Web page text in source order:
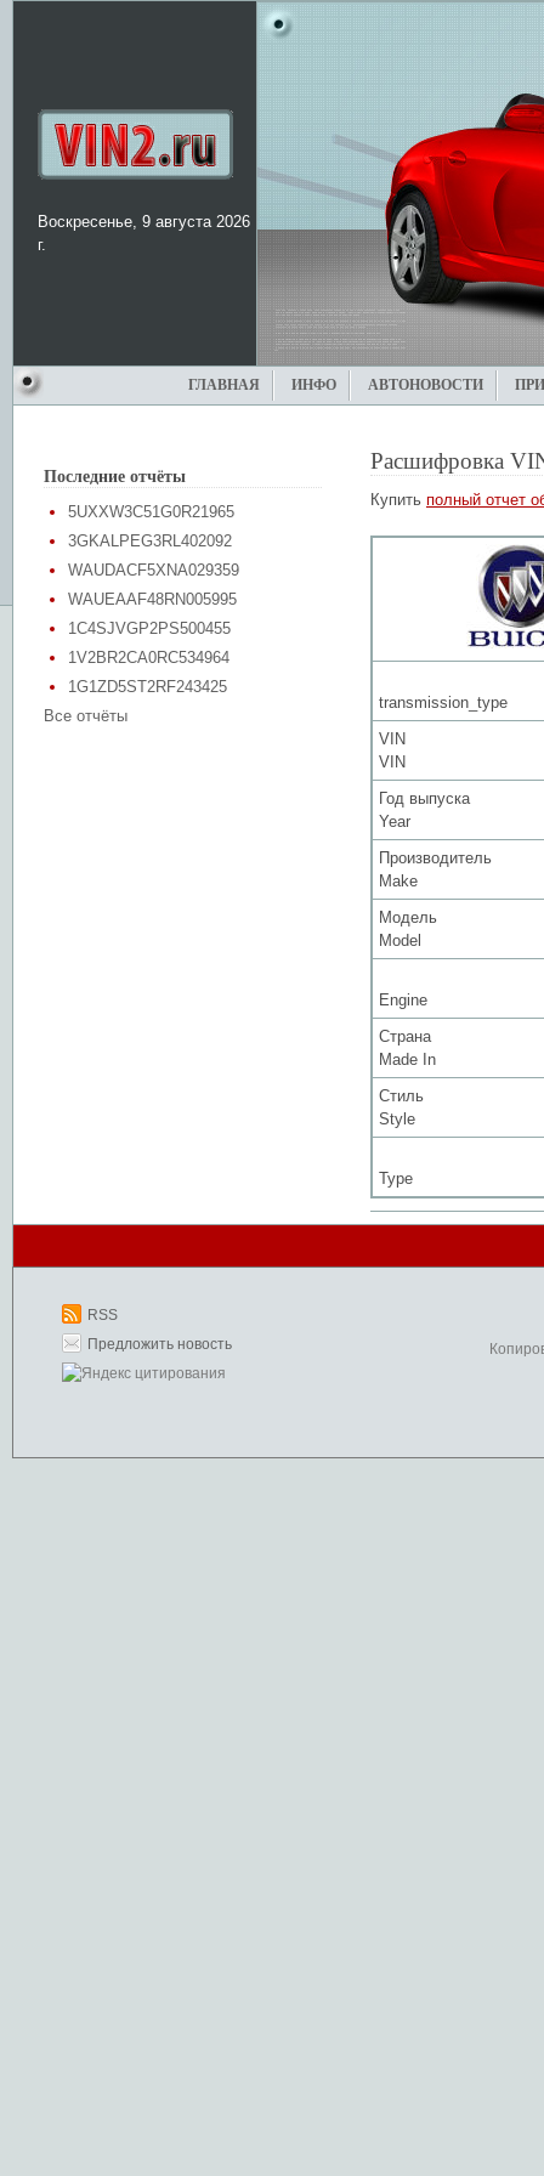
Воскресенье, 9 августа 2026
г.
ГЛАВНАЯ ИНФО АВТОНОВОСТИ
Последние отчёты
5UXXW3C51G0R21965
3GKALPEG3RL402092
WAUDACF5XNA029359
WAUEAAF48RN005995
1C4SJVGP2PS500455
1V2BR2CA0RC534964
1G1ZD5ST2RF243425
Все отчёты
Расшифровка
Купить полный отчет
transmission_type
VIN
VIN
Год выпуска
Year
Производитель
Make
Модель
Model
Engine
Страна
Made In
Стиль
Style
Type
RSS
Предложить новость